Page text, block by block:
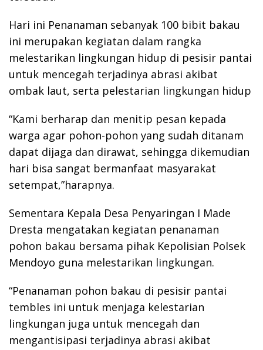
Hari ini Penanaman sebanyak 100 bibit bakau
ini merupakan kegiatan dalam rangka
melestarikan lingkungan hidup di pesisir pantai
untuk mencegah terjadinya abrasi akibat
ombak laut, serta pelestarian lingkungan hidup
“Kami berharap dan menitip pesan kepada
warga agar pohon-pohon yang sudah ditanam
dapat dijaga dan dirawat, sehingga dikemudian
hari bisa sangat bermanfaat masyarakat
setempat,”harapnya.
Sementara Kepala Desa Penyaringan I Made
Dresta mengatakan kegiatan penanaman
pohon bakau bersama pihak Kepolisian Polsek
Mendoyo guna melestarikan lingkungan.
“Penanaman pohon bakau di pesisir pantai
tembles ini untuk menjaga kelestarian
lingkungan juga untuk mencegah dan
mengantisipasi terjadinya abrasi akibat